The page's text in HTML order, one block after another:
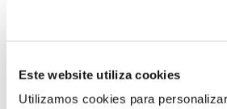
Este website utiliza cookies
Utilizamos cookies para
abertas tanto aosprofissionais do turismo
geral
, e já estão a decorrer no site oficial